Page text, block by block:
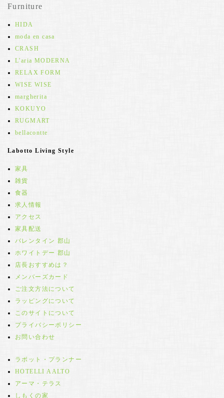
Furniture
HIDA
moda en casa
CRASH
L'aria MODERNA
RELAX FORM
WISE WISE
margherita
KOKUYO
RUGMART
bellacontte
Labotto Living Style
家具
雑貨
食器
求人情報
アクセス
家具配送
バレンタイン 郡山
ホワイトデー 郡山
店長おすすめは？
メンバーズカード
ご注文方法について
ラッピングについて
このサイトについて
プライバシーポリシー
お問い合わせ
ラボット・プランナー
HOTELLI AALTO
アーマ・テラス
しもくの家